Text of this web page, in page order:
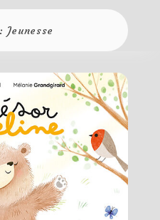
Jeunesse